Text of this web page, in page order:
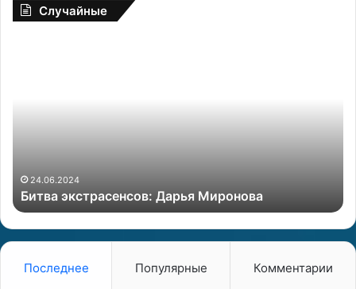
Случайные
а
с
е
24.06.2024
Битва экстрасенсов: Дарья Миронова
ш
е
Последнее Популярные Комментарии